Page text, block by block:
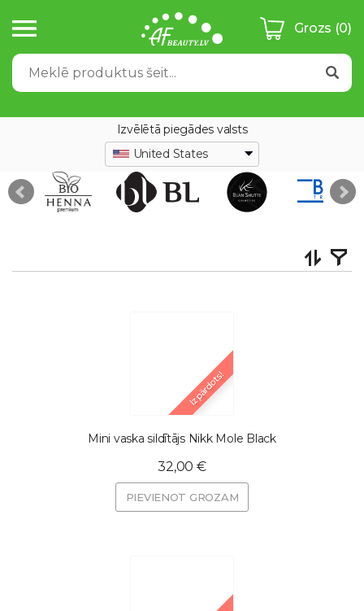
Grozs (0)
Izvēlētā piegādes valsts
United States
Izpārdots!
Mini vaska sildītājs Nikk Mole Black
32,00 €
PIEVIENOT GROZAM